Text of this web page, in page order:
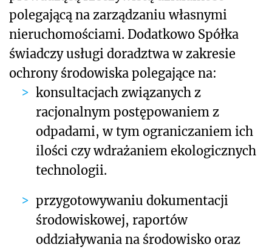
polegającą na zarządzaniu własnymi
nieruchomościami. Dodatkowo Spółka
świadczy usługi doradztwa w zakresie
ochrony środowiska polegające na:
konsultacjach związanych z
racjonalnym postępowaniem z
odpadami, w tym ograniczaniem ich
ilości czy wdrażaniem ekologicznych
technologii.
przygotowywaniu dokumentacji
środowiskowej, raportów
oddziaływania na środowisko oraz